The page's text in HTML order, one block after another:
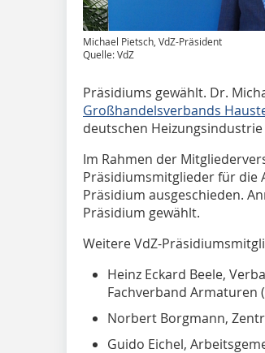
Michael Pietsch, VdZ-Präsident
Quelle: VdZ
Präsidiums gewählt. Dr.
Großhandelsverbands
deutschen Heizungsindustrie
Im Rahmen der
Präsidiumsmitglieder für die
Präsidium ausgeschieden.
Präsidium gewählt.
Weitere VdZ-
Heinz Eckard Beele,
Fachverband Armaturen (
Norbert Borgmann,
Guido Eichel,